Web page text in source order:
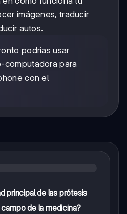
imágenes, traducir
autos.
podrías usar
computadora para
con el
principal de las prótesis
de la medicina?